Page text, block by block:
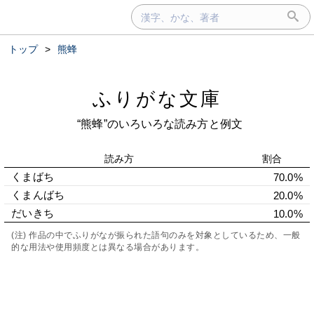
トップ > 熊蜂
ふりがな文庫
“熊蜂”のいろいろな読み方と例文
読み方 割合
くまばち
70.0%
くまんばち
20.0%
だいきち
10.0%
(注) 作品の中でふりがなが振られた語句のみを対象としているため、一般
的な用法や使用頻度とは異なる場合があります。